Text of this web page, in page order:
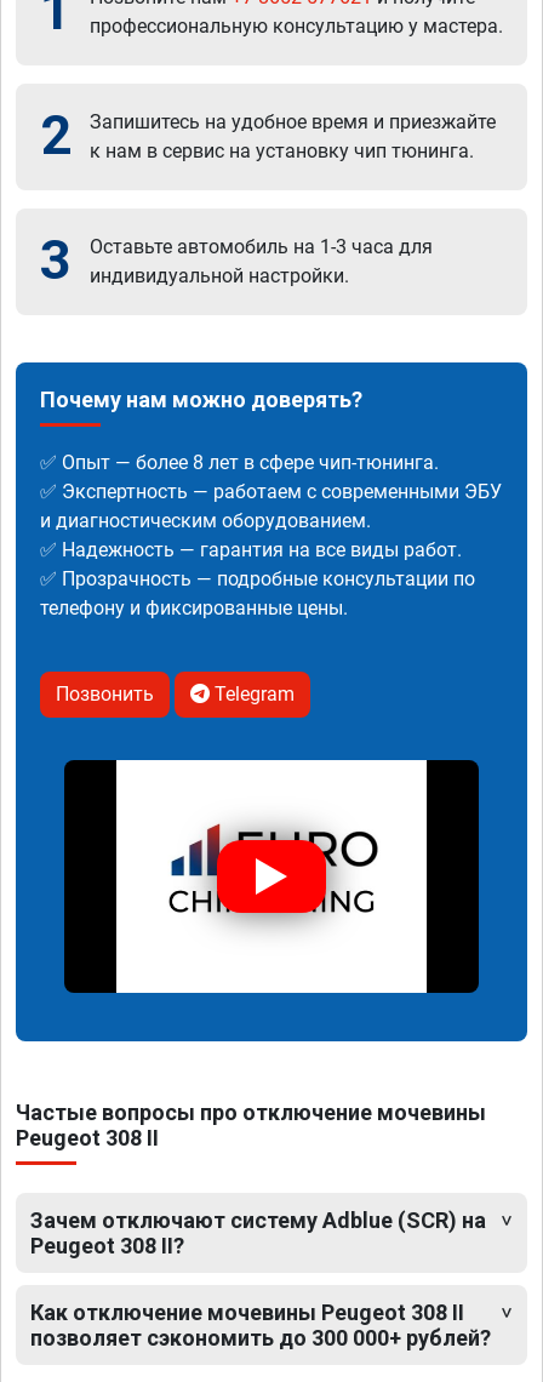
профессиональную консультацию у мастера.
2
Запишитесь на удобное время и приезжайте
к нам в сервис на установку чип тюнинга.
3
Оставьте автомобиль на 1-3 часа для
индивидуальной настройки.
Почему нам можно доверять?
✅ Опыт — более 8 лет в сфере чип-тюнинга.
✅ Экспертность — работаем с современными ЭБУ
и диагностическим оборудованием.
✅ Надежность — гарантия на все виды работ.
✅ Прозрачность — подробные консультации по
телефону и фиксированные цены.
Позвонить Telegram
Частые вопросы про отключение мочевины
Peugeot 308 II
Зачем отключают систему Adblue (SCR) на
Peugeot 308 II?
Как отключение мочевины Peugeot 308 II
позволяет сэкономить до 300 000+ рублей?